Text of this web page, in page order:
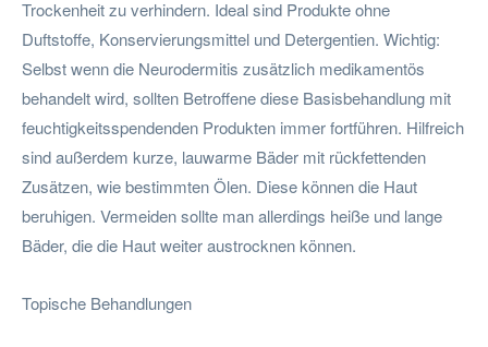
Trockenheit zu verhindern. Ideal sind Produkte ohne
Duftstoffe, Konservierungsmittel und Detergentien. Wichtig:
Selbst wenn die Neurodermitis zusätzlich medikamentös
behandelt wird, sollten Betroffene diese Basisbehandlung mit
feuchtigkeitsspendenden Produkten immer fortführen. Hilfreich
sind außerdem kurze, lauwarme Bäder mit rückfettenden
Zusätzen, wie bestimmten Ölen. Diese können die Haut
beruhigen. Vermeiden sollte man allerdings heiße und lange
Bäder, die die Haut weiter austrocknen können.
Topische Behandlungen